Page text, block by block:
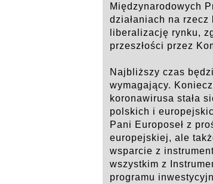
Międzynarodowych
działaniach na
liberalizację rynku,
przeszłości przez
Najbliższy czas
wymagający.
koronawirusa stała
polskich i
Pani Europoseł z
europejskiej, ale
wsparcie z
wszystkim z
programu